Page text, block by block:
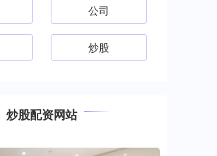
公司
炒股
炒股配资网站